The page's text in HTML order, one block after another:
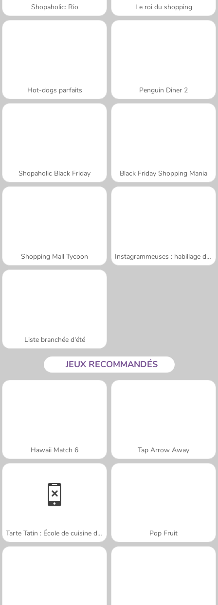
Shopaholic: Rio Le roi du shopping
Hot-dogs parfaits Penguin Diner 2
Shopaholic Black Friday Black Friday Shopping Mania
Shopping Mall Tycoon Instagrammeuses : habillage d'Halloween
Liste branchée d'été
JEUX RECOMMANDÉS
Hawaii Match 6 Tap Arrow Away
Tarte Tatin : École de cuisine de Sara Pop Fruit